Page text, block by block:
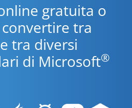
gratuita o
convertire tra
e tra diversi
di Microsoft®